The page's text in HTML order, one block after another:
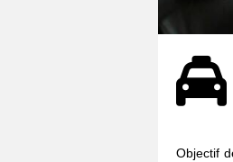
Objectif